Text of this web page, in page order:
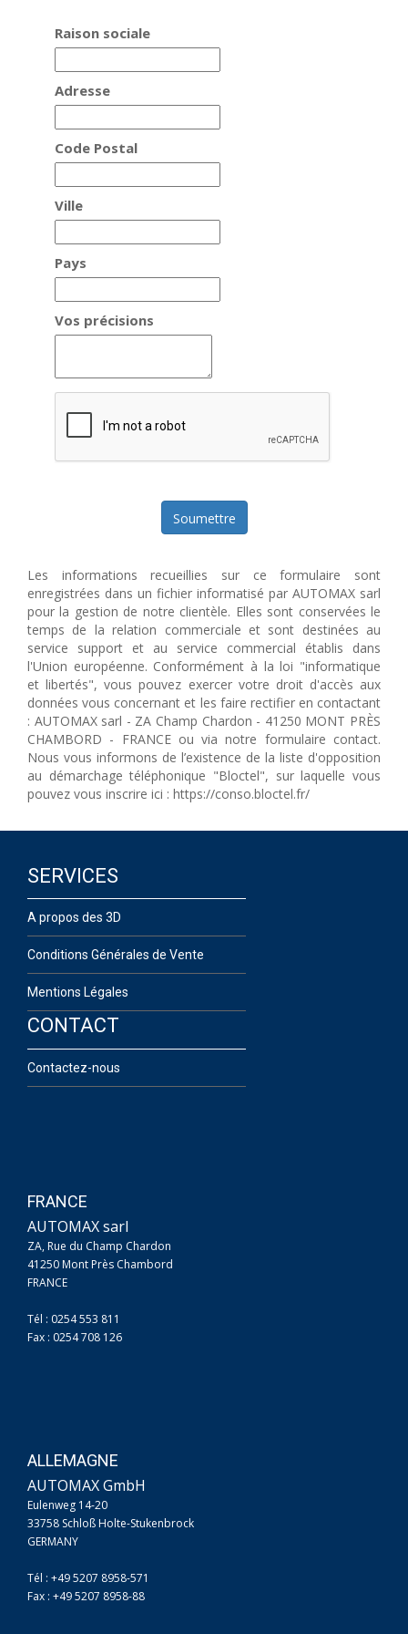
Raison sociale
Adresse
Code Postal
Ville
Pays
Vos précisions
Soumettre
Les informations recueillies sur ce formulaire sont
enregistrées dans un fichier informatisé par AUTOMAX sarl
pour la gestion de notre clientèle. Elles sont conservées le
temps de la relation commerciale et sont destinées au
service support et au service commercial établis dans
l'Union européenne. Conformément à la loi "informatique
et libertés", vous pouvez exercer votre droit d'accès aux
données vous concernant et les faire rectifier en contactant
: AUTOMAX sarl - ZA Champ Chardon - 41250 MONT PRÈS
CHAMBORD - FRANCE ou via notre formulaire contact.
Nous vous informons de l’existence de la liste d'opposition
au démarchage téléphonique "Bloctel", sur laquelle vous
pouvez vous inscrire ici : https://conso.bloctel.fr/
SERVICES
A propos des 3D
Conditions Générales de Vente
Mentions Légales
CONTACT
Contactez-nous
FRANCE
AUTOMAX sarl
ZA, Rue du Champ Chardon
41250 Mont Près Chambord
FRANCE
Tél : 0254 553 811
Fax : 0254 708 126
ALLEMAGNE
AUTOMAX GmbH
Eulenweg 14-20
33758 Schloß Holte-Stukenbrock
GERMANY
Tél : +49 5207 8958-571
Fax : +49 5207 8958-88